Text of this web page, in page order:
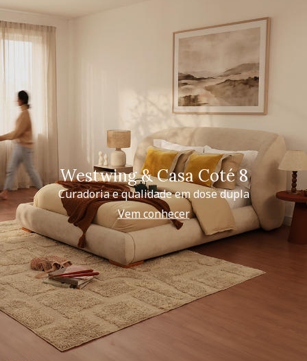
Westwing & Casa Coté 8
Curadoria e qualidade em dose dupla
Vem conhecer